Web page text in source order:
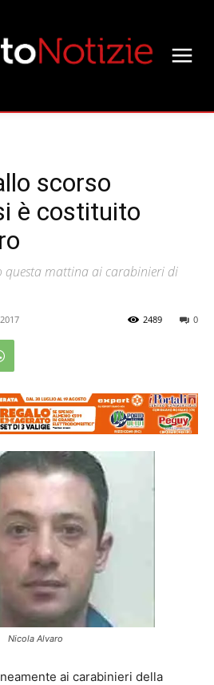
scorso
è costituito
questa mattina ai carabinieri di
0
2489
Nicola Alvaro
ai carabinieri della